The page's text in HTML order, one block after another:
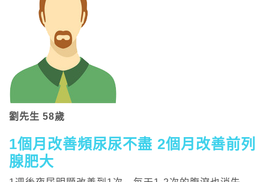
劉先生 58歲
1個月改善頻尿尿不盡 2個月改善前列
腺肥大